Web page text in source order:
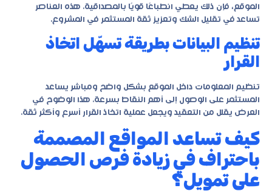
الموقع، فإن ذلك يعطي انطباعًا قويًا بالمصداقية. هذه العناصر
تساعد في تقليل الشك وتعزيز ثقة المستثمر في المشروع.
تنظيم البيانات بطريقة تسهّل اتخاذ
القرار
تنظيم المعلومات داخل الموقع بشكل واضح ومباشر يساعد
المستثمر على الوصول إلى أهم النقاط بسرعة. هذا الوضوح في
العرض يقلل من التعقيد ويجعل عملية اتخاذ القرار أسرع وأكثر ثقة.
كيف تساعد المواقع المصممة
باحتراف في زيادة فرص الحصول
على تمويل؟